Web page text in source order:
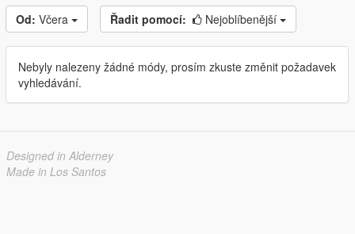
Od: Včera Řadit pomocí: Nejoblíbenější
Nebyly nalezeny žádné módy, prosím zkuste změnit požadavek
vyhledávání.
Designed in Alderney
Made in Los Santos